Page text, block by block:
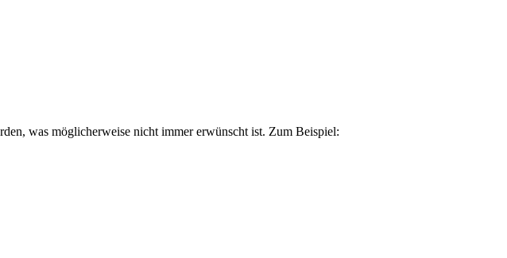
was möglicherweise nicht immer erwünscht ist. Zum Beispiel: